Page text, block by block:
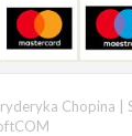
Chopina |